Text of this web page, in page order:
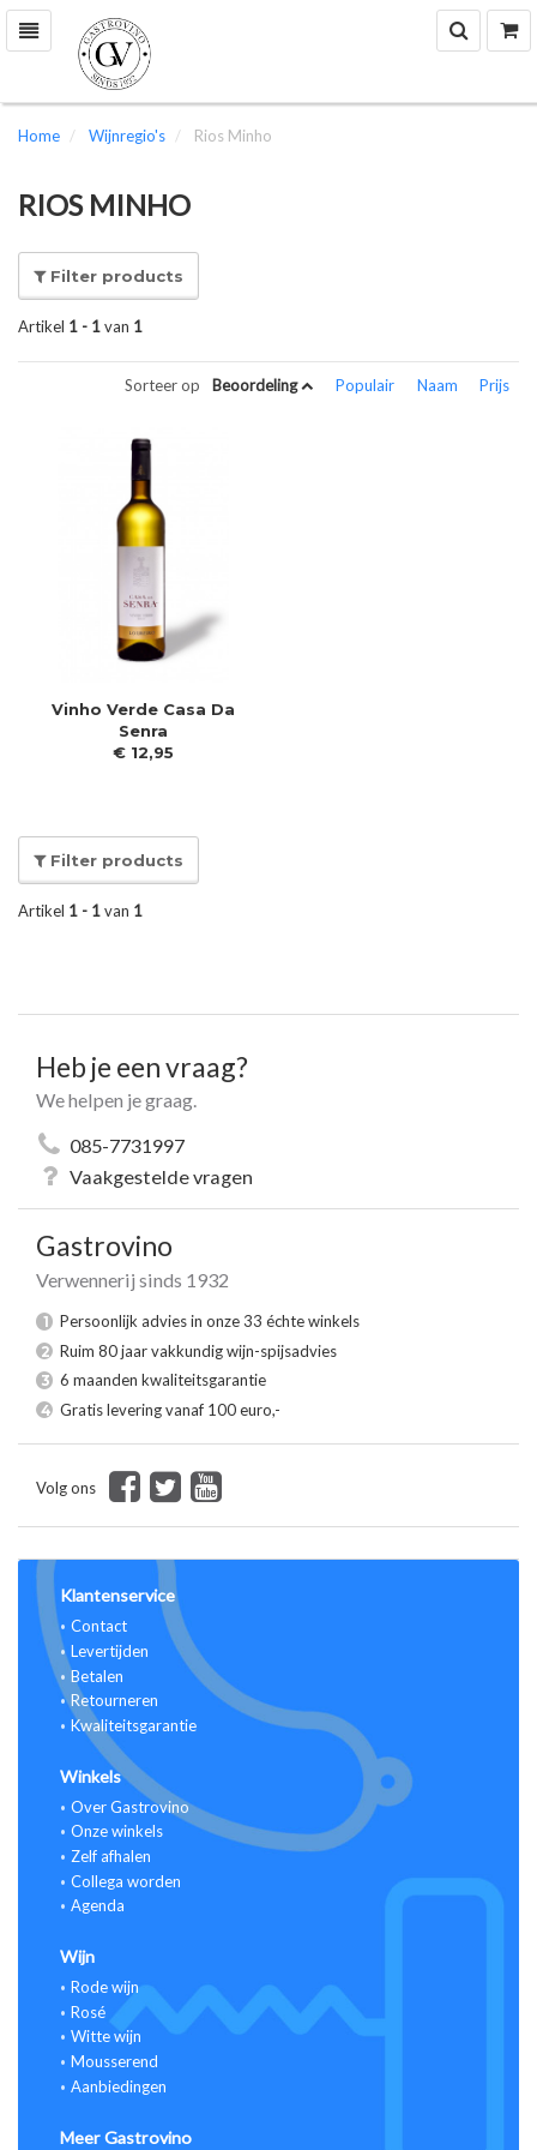
Toggle
navigation
Zoek
Home Wijnregio's Rios Minho
RIOS MINHO
Filter products
Artikel 1 - 1van 1
Sorteer op Beoordeling Populair Naam Prijs
Vinho Verde Casa Da
Senra
€ 12,95
Filter products
Artikel 1 - 1van 1
Heb je een vraag?
We helpen je graag.
085-7731997
Vaakgestelde vragen
Gastrovino
Verwennerij sinds 1932
1 Persoonlijk advies in onze 33 échte winkels
2 Ruim 80 jaar vakkundig wijn-spijsadvies
3 6 maanden kwaliteitsgarantie
4 Gratis levering vanaf 100 euro,-
Volg ons
Klantenservice
Contact
Levertijden
Betalen
Retourneren
Kwaliteitsgarantie
Winkels
Over Gastrovino
Onze winkels
Zelf afhalen
Collega worden
Agenda
Wijn
Rode wijn
Rosé
Witte wijn
Mousserend
Aanbiedingen
Meer Gastrovino